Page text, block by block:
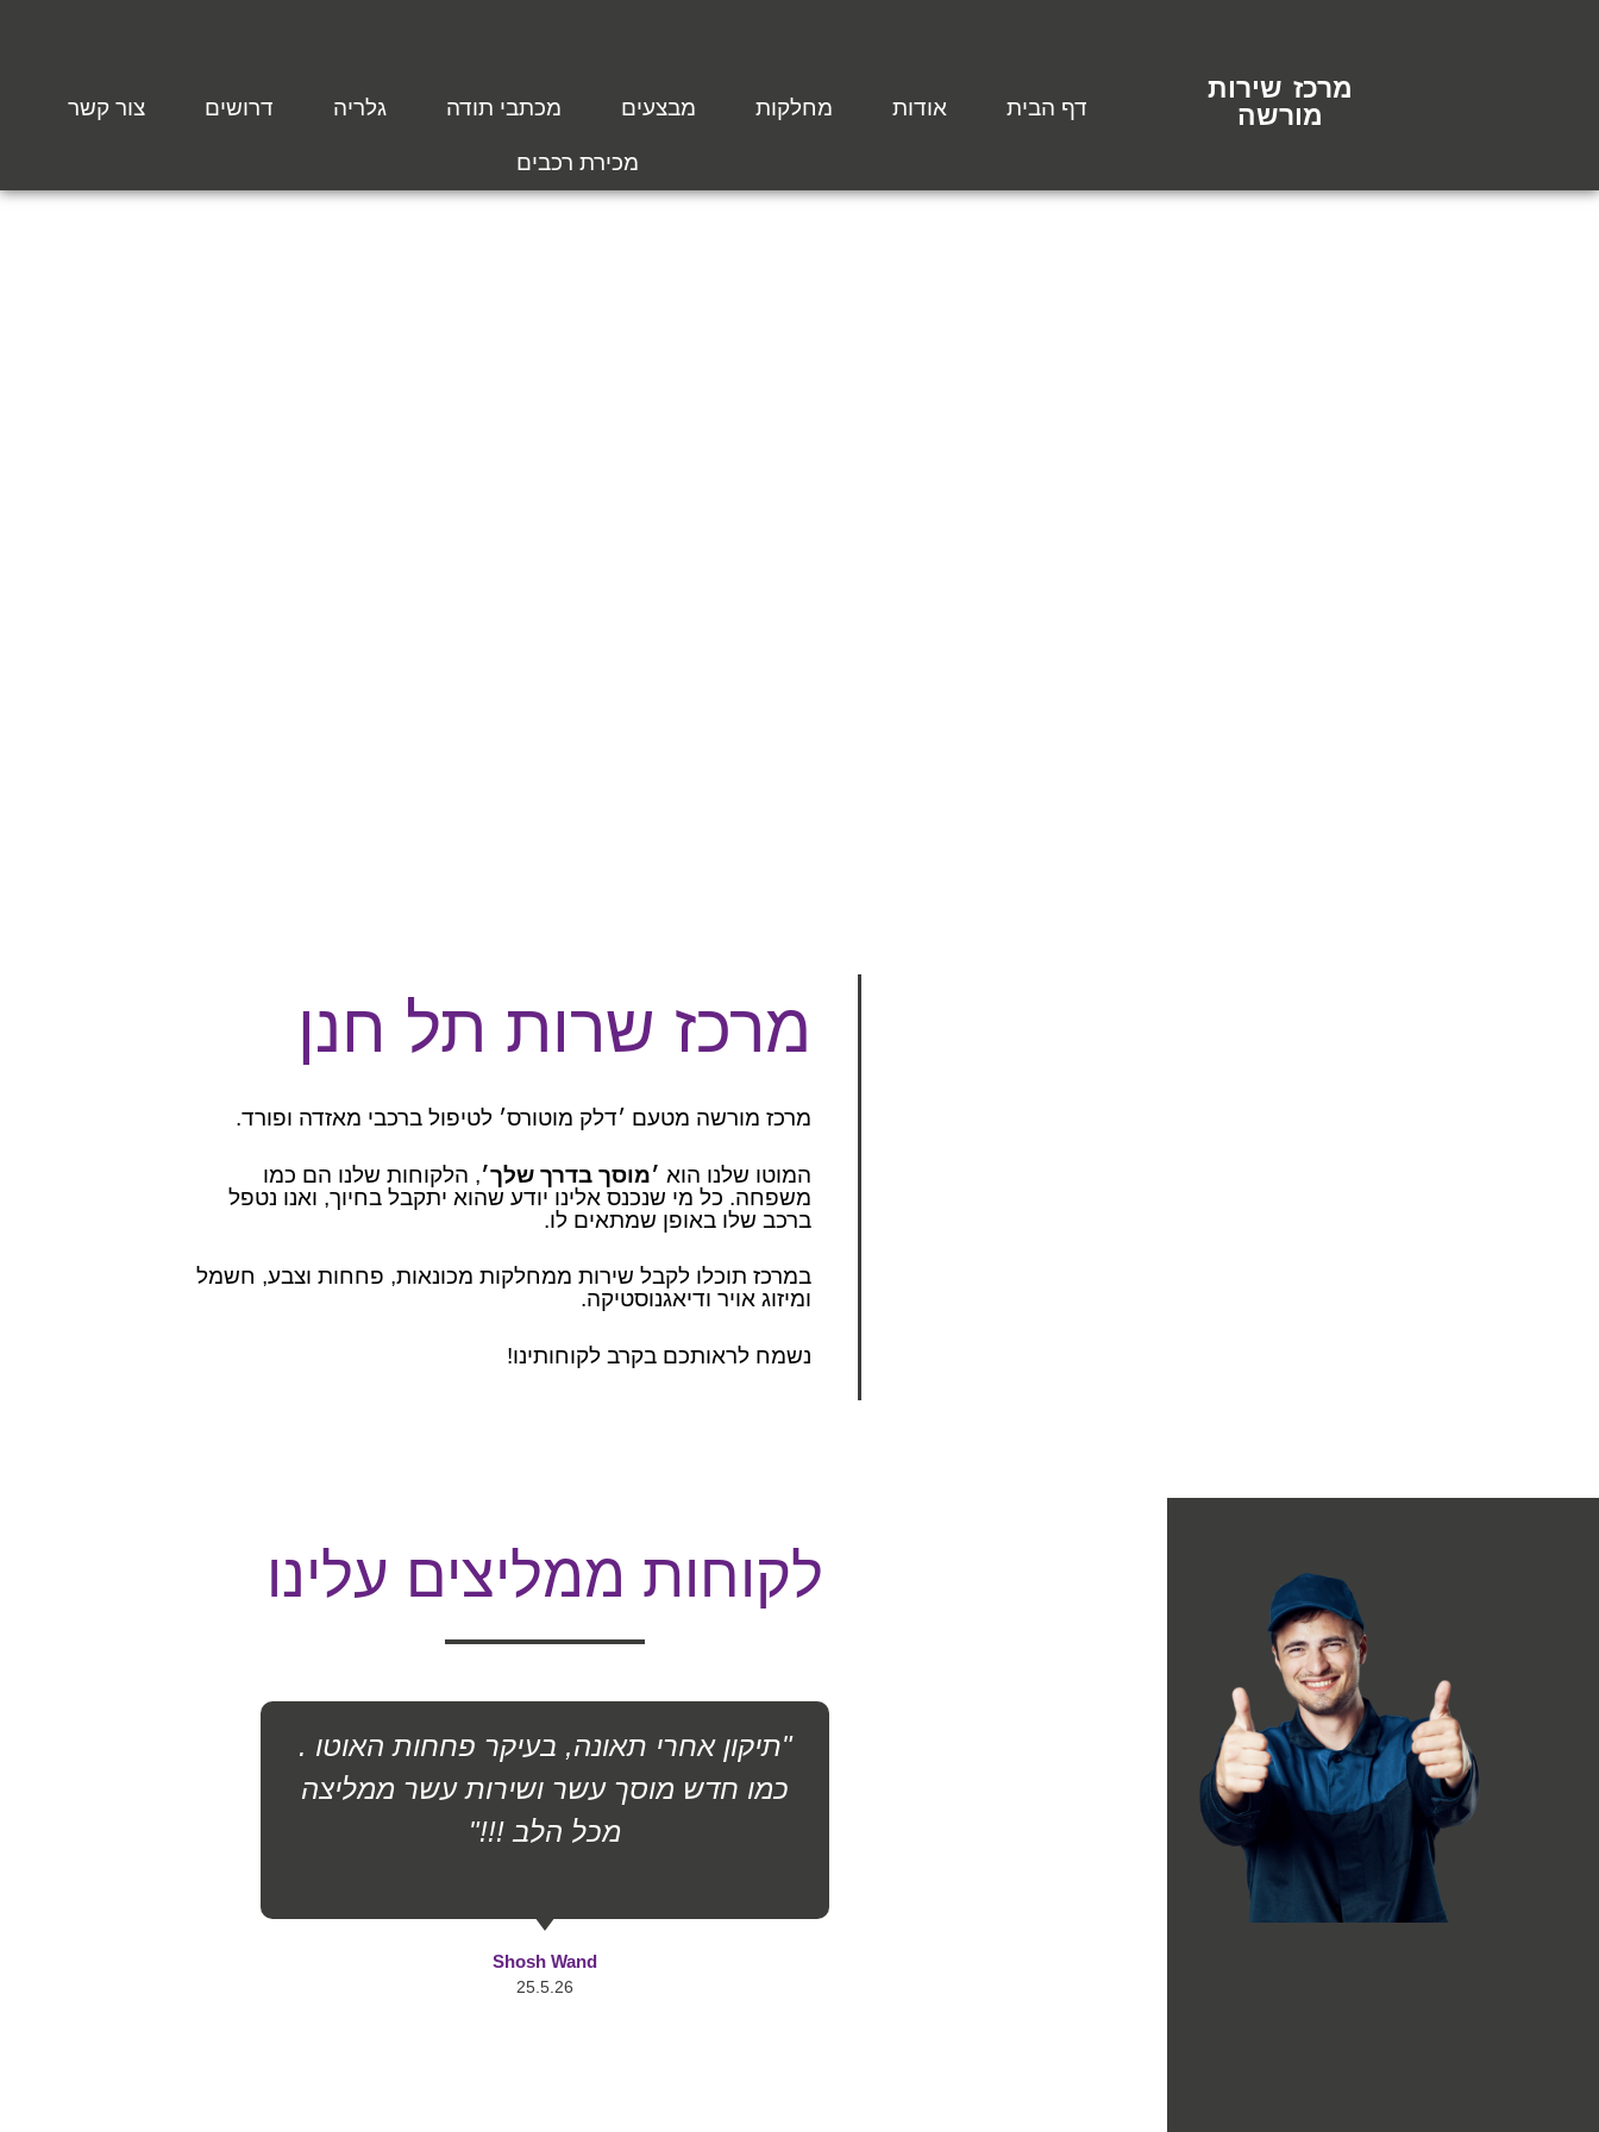
מרכז שירות
מורשה
דף הבית אודות מחלקות מבצעים מכתבי תודה גלריה דרושים צור קשר
מכירת רכבים
מרכז שרות תל חנן
מרכז מורשה מטעם ׳דלק מוטורס׳ לטיפול ברכבי מאזדה ופורד.
המוטו שלנו הוא ׳מוסך בדרך שלך׳, הלקוחות שלנו הם כמו
משפחה. כל מי שנכנס אלינו יודע שהוא יתקבל בחיוך, ואנו נטפל
ברכב שלו באופן שמתאים לו.
במרכז תוכלו לקבל שירות ממחלקות מכונאות, פחחות וצבע, חשמל
ומיזוג אויר ודיאגנוסטיקה.
נשמח לראותכם בקרב לקוחותינו!
לקוחות ממליצים עלינו
"תיקון אחרי תאונה, בעיקר פחחות האוטו .
כמו חדש מוסך עשר ושירות עשר ממליצה
מכל הלב !!!"
Shosh Wand
25.5.26